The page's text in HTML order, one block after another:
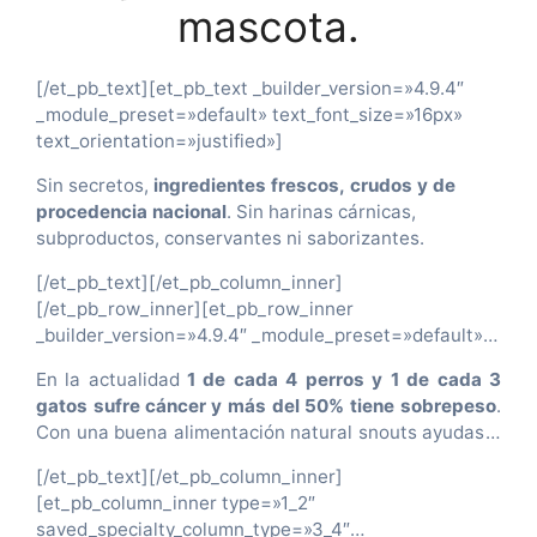
_builder_version=»4.9.4″ _module_preset=»default»]
_module_preset=»default» text_font=»||||||||»
text_font_size=»16px» header_font=»|||on|||||»
header_font_size=»22px» text_orientation=»justified»
custom_padding=»||0px|||»]
mascota.
[/et_pb_text][et_pb_text _builder_version=»4.9.4″
_module_preset=»default» text_font_size=»16px»
text_orientation=»justified»]
Sin secretos, ingredientes frescos, crudos y de
procedencia nacional. Sin harinas cárnicas,
subproductos, conservantes ni saborizantes.
[/et_pb_text][/et_pb_column_inner]
[/et_pb_row_inner][et_pb_row_inner
_builder_version=»4.9.4″ _module_preset=»default»
content/uploads/2021/09/Diseno-sin-titulo-3.jpg»
background_size=»contain»
custom_margin=»-15px||2px|||»
custom_padding=»164px||186px|||»]
[et_pb_column_inner
saved_specialty_column_type=»3_4″
En la actualidad 1 de cada 4 perros y 1 de cada 3
gatos sufre cáncer y más del 50% tiene sobrepeso.
Con una buena alimentación natural snouts ayudas a
oportunidad de tener una vida más larga y sana a tu
lado,
[/et_pb_text][/et_pb_column_inner]
[et_pb_column_inner type=»1_2″
saved_specialty_column_type=»3_4″